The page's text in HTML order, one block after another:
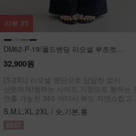
DM62-P-19/폴드밴딩 리오셀 부츠컷팬
32,900원
[S-2XL] 리오셀 원단으로 답답한 없이
산뜻하게!원하는 사이즈,기장으로 원하는 핏
연출 가능한 360 어디서 봐도 자연스럽고
균형잡힌 부츠컷 팬츠
S,M,L,XL,2XL / 숏,기본,롱
리뷰 35